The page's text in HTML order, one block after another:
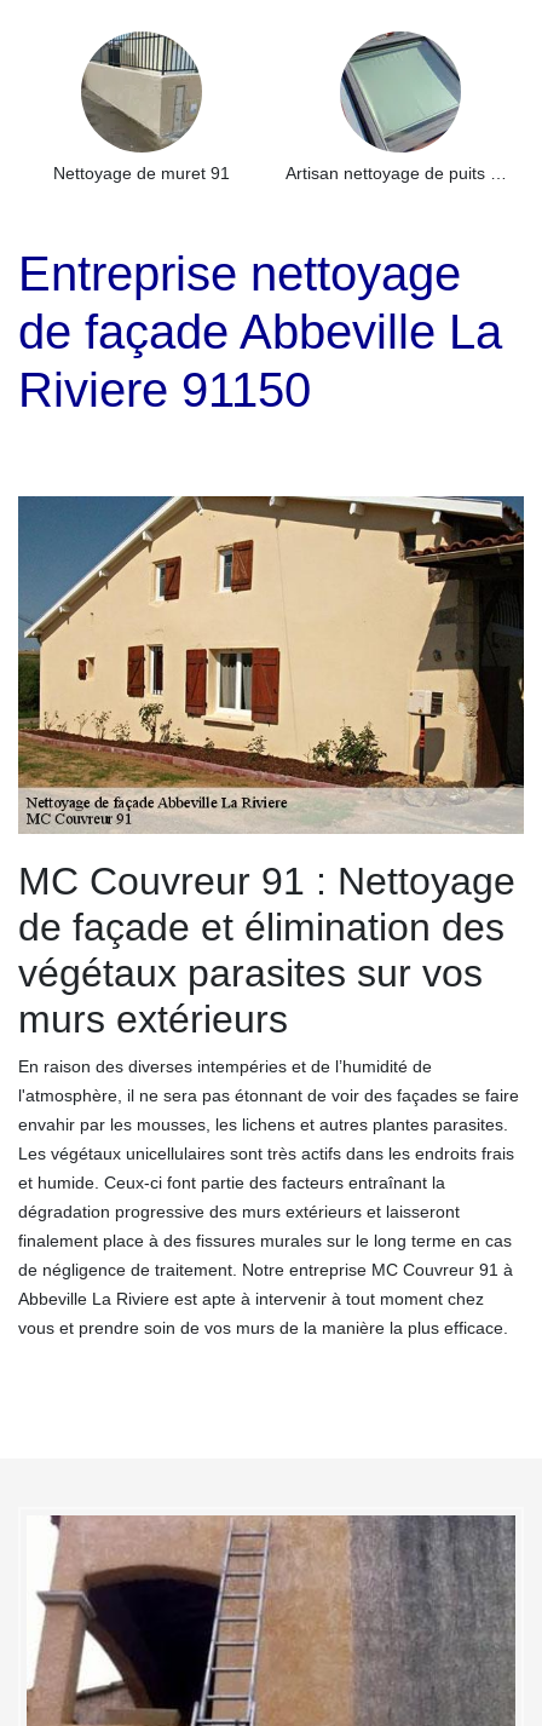
Nettoyage de muret 91
Entreprise nettoyage
de façade Abbeville La
Riviere 91150
MC Couvreur 91 : Nettoyage
de façade et élimination des
végétaux parasites sur vos
murs extérieurs
En raison des diverses intempéries et de l’humidité de
l'atmosphère, il ne sera pas étonnant de voir des façades se faire
envahir par les mousses, les lichens et autres plantes parasites.
Les végétaux unicellulaires sont très actifs dans les endroits frais
et humide. Ceux-ci font partie des facteurs entraînant la
dégradation progressive des murs extérieurs et laisseront
finalement place à des fissures murales sur le long terme en cas
de négligence de traitement. Notre entreprise MC Couvreur 91 à
Abbeville La Riviere est apte à intervenir à tout moment chez
vous et prendre soin de vos murs de la manière la plus efficace.